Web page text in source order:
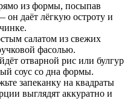
из формы, посыпав
даёт лёгкую остроту и
салатом из свежих
фасолью.
отварной рис или булгур
соус со дна формы.
запеканку на квадраты
выглядят аккуратно и